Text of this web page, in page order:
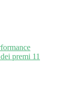
premi 11